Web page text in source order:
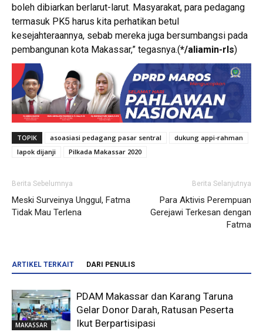
boleh dibiarkan berlarut-larut. Masyarakat, para pedagang
termasuk PK5 harus kita perhatikan betul
kesejahteraannya, sebab mereka juga bersumbangsi pada
pembangunan kota Makassar,” tegasnya.(*/aliamin-rls)
TOPIK asoasiasi pedagang pasar sentral
dukung appi-rahman
lapok dijanji
Pilkada Makassar 2020
Berita Sebelumnya
Meski Surveinya Unggul, Fatma
Tidak Mau Terlena
Berita Selanjutnya
Para Aktivis Perempuan
Gerejawi Terkesan dengan
Fatma
ARTIKEL TERKAIT DARI PENULIS
MAKASSAR
PDAM Makassar dan Karang Taruna
Gelar Donor Darah, Ratusan Peserta
Ikut Berpartisipasi